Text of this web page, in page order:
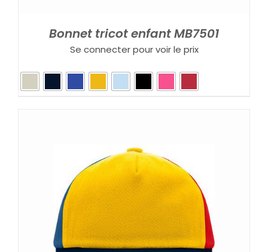
Bonnet tricot enfant MB7501
Se connecter pour voir le prix